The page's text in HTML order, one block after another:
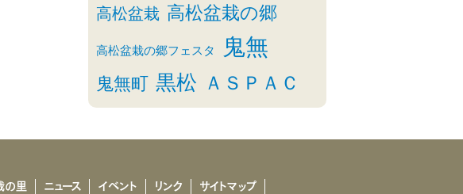
高松盆栽 高松盆栽の郷
高松盆栽の郷フェスタ 鬼無
鬼無町 黒松 ＡＳＰＡＣ
の里 ニュース イベント リンク
サイトマップ